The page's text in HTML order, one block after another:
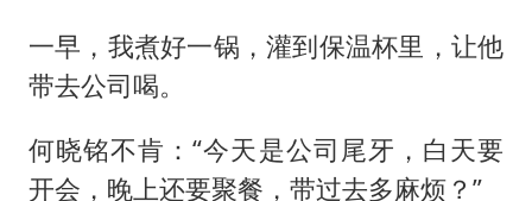
一早，我煮好一锅，灌到保温杯里，让他
带去公司喝。
何晓铭不肯：“今天是公司尾牙，白天要
开会，晚上还要聚餐，带过去多麻烦？”